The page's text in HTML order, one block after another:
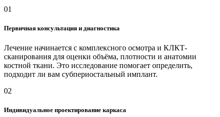
01
Первичная консультация и диагностика
Лечение начинается с комплексного осмотра и КЛКТ-
сканирования для оценки объёма, плотности и анатомии
костной ткани. Это исследование помогает определить,
подходит ли вам субпериостальный имплант.
02
Индивидуальное проектирование каркаса